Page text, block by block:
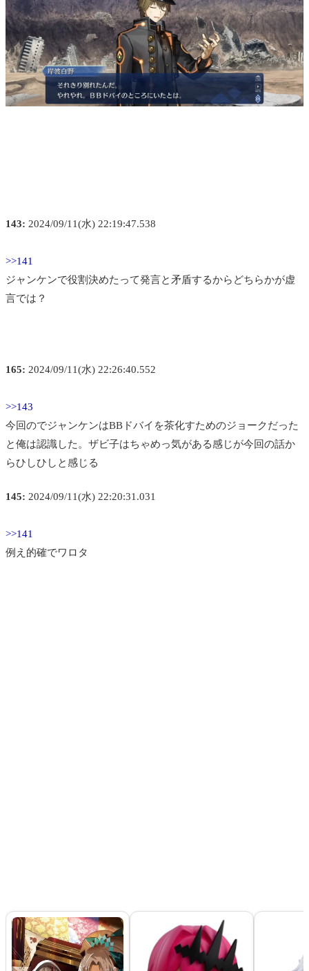
143: 2024/09/11(水) 22:19:47.538
>>141
ジャンケンで役割決めたって発言と矛盾するからどちらかが虚
言では？
165: 2024/09/11(水) 22:26:40.552
>>143
今回のでジャンケンはBBドバイを茶化すためのジョークだった
と俺は認識した。ザビ子はちゃめっ気がある感じが今回の話か
らひしひしと感じる
145: 2024/09/11(水) 22:20:31.031
>>141
例え的確でワロタ